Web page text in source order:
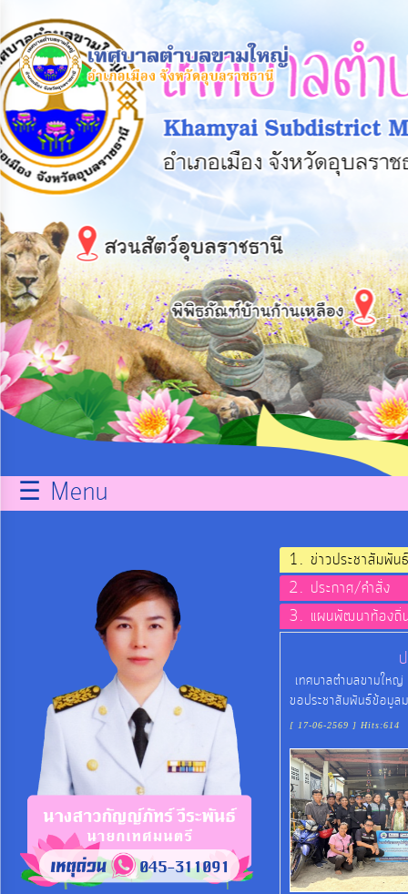
หน้า
หลัก
ข้อมูล
พื้น
ฐาน
บุคลากร
แผน
ยุทธศาสตร์
ข่าวสาร
กิจการ
Service
Q&A
การ
จัดการ
ความ
รู้
☰ Menu
ข่าวประชาสัมพันธ์
ประกาศ/คำสั่ง
แผนพัฒนาท้องถิ่
เทศบาลตำบลขามให
ขอประชาสัมพันธ์ข้อมูล
[ 17-06-2569 ] Hits:614